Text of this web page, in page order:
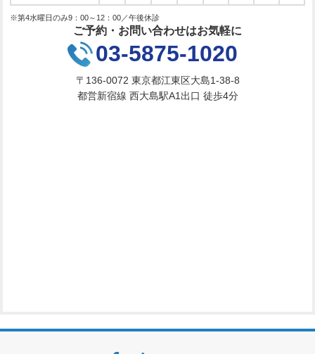
※第4水曜日のみ9：00～12：00／午後休診
ご予約・お問い合わせはお気軽に
03-5875-1020
〒136-0072 東京都江東区大島1-38-8
都営新宿線 西大島駅A1出口 徒歩4分